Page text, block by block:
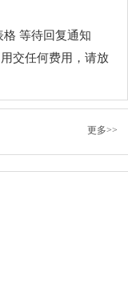
格 等待回复通知
交任何费用，请放
更多>>